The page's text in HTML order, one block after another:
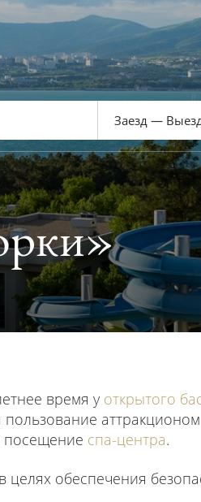
время у открытого
посещение спа-центра.
обеспечения